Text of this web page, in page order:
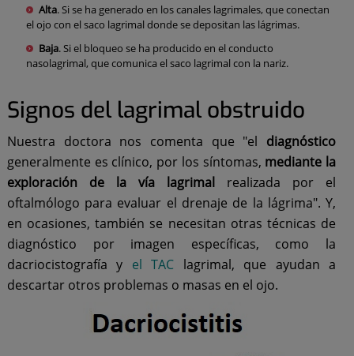
Alta. Si se ha generado en los canales lagrimales, que conectan
el ojo con el saco lagrimal donde se depositan las lágrimas.
Baja. Si el bloqueo se ha producido en el conducto
nasolagrimal, que comunica el saco lagrimal con la nariz.
Signos del lagrimal obstruido
Nuestra doctora nos comenta que "el diagnóstico
generalmente es clínico, por los síntomas, mediante la
exploración de la vía lagrimal realizada por el
oftalmólogo para evaluar el drenaje de la lágrima". Y,
en ocasiones, también se necesitan otras técnicas de
diagnóstico por imagen específicas, como la
dacriocistografía y el TAC lagrimal, que ayudan a
descartar otros problemas o masas en el ojo.